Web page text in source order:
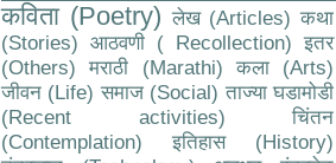
कविता (Poetry) लेख (Articles) कथा
(Stories) आठवणी ( Recollection) इतर
(Others)
मराठी (Marathi)
कला (Arts)
जीवन (Life) समाज (Social) ताज्या घडामोडी
(Recent activities)
चिंतन
(Contemplation)
इतिहास (History)